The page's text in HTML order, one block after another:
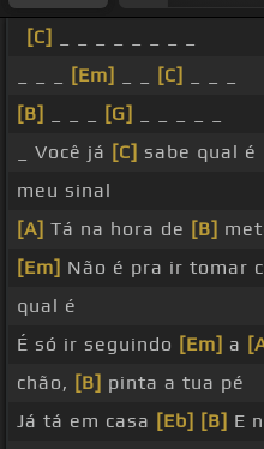
[C]
[Em] [C]
[B]
[G]
_ Você já [C] sabe qual é
meu sinal
[A] Tá na hora de [B]
[Em] Não é pra ir tomar
qual é
É só ir seguindo [Em] a
chão, [B] pinta a tua pé
Já tá em casa [Eb] [B] E